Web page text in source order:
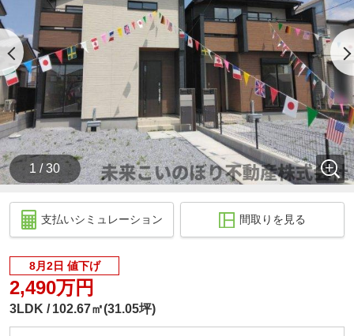
1 / 30
支払いシミュレーション 間取りを見る
8月2日 値下げ
2,490万円
3LDK 102.67㎡(31.05坪)